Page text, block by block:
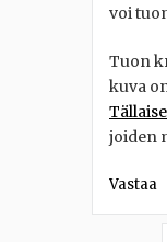
voi
Tuon
kuva
joiden
Vastaa